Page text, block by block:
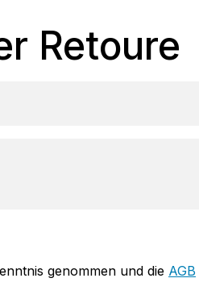
Retoure
genommen und die AGB